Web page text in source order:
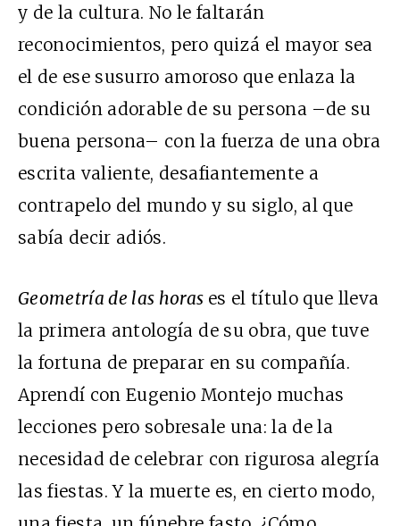
y de la cultura. No le faltarán
reconocimientos, pero quizá el mayor sea
el de ese susurro amoroso que enlaza la
condición adorable de su persona –de su
buena persona– con la fuerza de una obra
escrita valiente, desafiantemente a
contrapelo del mundo y su siglo, al que
sabía decir adiós.
Geometría de las horas es el título que lleva
la primera antología de su obra, que tuve
la fortuna de preparar en su compañía.
Aprendí con Eugenio Montejo muchas
lecciones pero sobresale una: la de la
necesidad de celebrar con rigurosa alegría
las fiestas. Y la muerte es, en cierto modo,